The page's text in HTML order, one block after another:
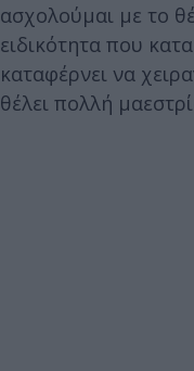
ασχολούμαι με το
ειδικότητα που
καταφέρνει να
θέλει πολλή